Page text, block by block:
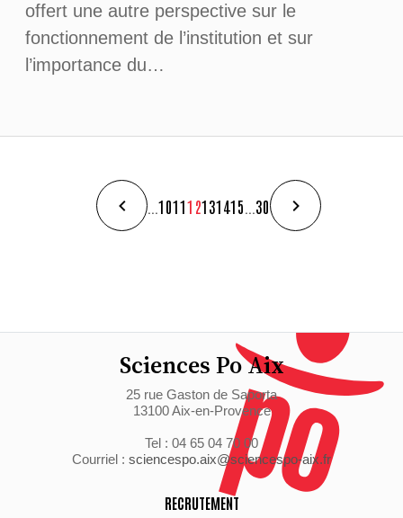
offert une autre perspective sur le
fonctionnement de l’institution et sur
l’importance du…
101112131415 30
Sciences Po Aix
25 rue Gaston de Saporta
13100 Aix-en-Provence
Tel : 04 65 04 70 00
Courriel : sciencespo.aix@sciencespo-aix.fr
RECRUTEMENT